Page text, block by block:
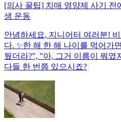
[의사 꿀팁] 치매 영양제 사기 전
생 운동
안녕하세요, 지니어터 여러분!
다. ✨한 해 한 해 나이를 먹어가
뒀더라?", "아, 그거 이름이 뭐였
다들 한 번쯤 있으시죠?